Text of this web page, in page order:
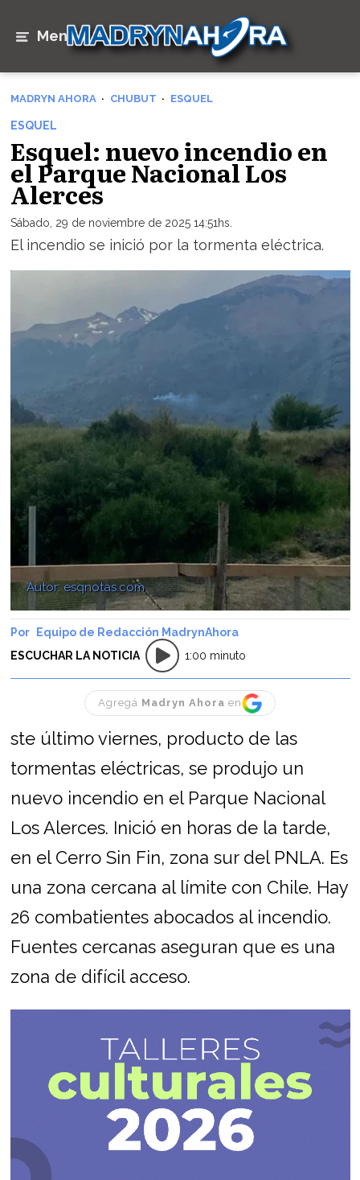
Menú
MADRYN AHORA CHUBUT ESQUEL
ESQUEL
Esquel: nuevo incendio en
el Parque Nacional Los
Alerces
Sábado, 29 de noviembre de 2025 14:51hs.
El incendio se inició por la tormenta eléctrica.
Autor: esqnotas.com
Equipo de Redacción MadrynAhora
ESCUCHAR LA NOTICIA
1:00 minuto
Agregá Madryn Ahora en
ste último viernes, producto de las
tormentas eléctricas, se produjo un
nuevo incendio en el Parque Nacional
Los Alerces. Inició en horas de la tarde,
en el Cerro Sin Fin, zona sur del PNLA. Es
una zona cercana al límite con Chile. Hay
26 combatientes abocados al incendio.
Fuentes cercanas aseguran que es una
zona de difícil acceso.